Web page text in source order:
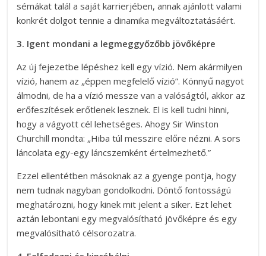
sémákat talál a saját karrierjében, annak ajánlott valami
konkrét dolgot tennie a dinamika megváltoztatásáért.
3. Igent mondani a legmeggyőzőbb jövőképre
Az új fejezetbe lépéshez kell egy vízió. Nem akármilyen
vízió, hanem az „éppen megfelelő vízió”. Könnyű nagyot
álmodni, de ha a vízió messze van a valóságtól, akkor az
erőfeszítések erőtlenek lesznek. El is kell tudni hinni,
hogy a vágyott cél lehetséges. Ahogy Sir Winston
Churchill mondta: „Hiba túl messzire előre nézni. A sors
láncolata egy-egy láncszemként értelmezhető.”
Ezzel ellentétben másoknak az a gyenge pontja, hogy
nem tudnak nagyban gondolkodni. Döntő fontosságú
meghatározni, hogy kinek mit jelent a siker. Ezt lehet
aztán lebontani egy megvalósítható jövőképre és egy
megvalósítható célsorozatra.